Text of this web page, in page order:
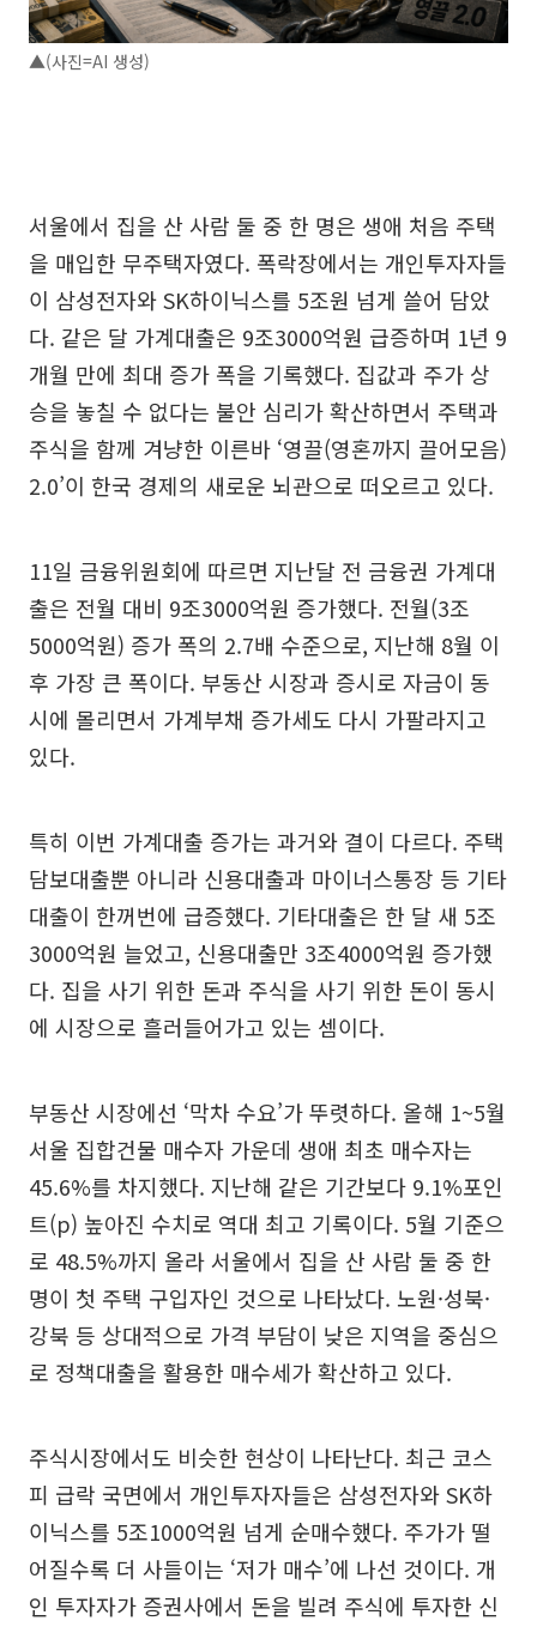
▲(사진=AI 생성)
서울에서 집을 산 사람 둘 중 한 명은 생애 처음 주택
을 매입한 무주택자였다. 폭락장에서는 개인투자자들
이 삼성전자와 SK하이닉스를 5조원 넘게 쓸어 담았
다. 같은 달 가계대출은 9조3000억원 급증하며 1년 9
개월 만에 최대 증가 폭을 기록했다. 집값과 주가 상
승을 놓칠 수 없다는 불안 심리가 확산하면서 주택과
주식을 함께 겨냥한 이른바 ‘영끌(영혼까지 끌어모음)
2.0’이 한국 경제의 새로운 뇌관으로 떠오르고 있다.
11일 금융위원회에 따르면 지난달 전 금융권 가계대
출은 전월 대비 9조3000억원 증가했다. 전월(3조
5000억원) 증가 폭의 2.7배 수준으로, 지난해 8월 이
후 가장 큰 폭이다. 부동산 시장과 증시로 자금이 동
시에 몰리면서 가계부채 증가세도 다시 가팔라지고
있다.
특히 이번 가계대출 증가는 과거와 결이 다르다. 주택
담보대출뿐 아니라 신용대출과 마이너스통장 등 기타
대출이 한꺼번에 급증했다. 기타대출은 한 달 새 5조
3000억원 늘었고, 신용대출만 3조4000억원 증가했
다. 집을 사기 위한 돈과 주식을 사기 위한 돈이 동시
에 시장으로 흘러들어가고 있는 셈이다.
부동산 시장에선 ‘막차 수요’가 뚜렷하다. 올해 1~5월
서울 집합건물 매수자 가운데 생애 최초 매수자는
45.6%를 차지했다. 지난해 같은 기간보다 9.1%포인
트(p) 높아진 수치로 역대 최고 기록이다. 5월 기준으
로 48.5%까지 올라 서울에서 집을 산 사람 둘 중 한
명이 첫 주택 구입자인 것으로 나타났다. 노원·성북·
강북 등 상대적으로 가격 부담이 낮은 지역을 중심으
로 정책대출을 활용한 매수세가 확산하고 있다.
주식시장에서도 비슷한 현상이 나타난다. 최근 코스
피 급락 국면에서 개인투자자들은 삼성전자와 SK하
이닉스를 5조1000억원 넘게 순매수했다. 주가가 떨
어질수록 더 사들이는 ‘저가 매수’에 나선 것이다. 개
인 투자자가 증권사에서 돈을 빌려 주식에 투자한 신